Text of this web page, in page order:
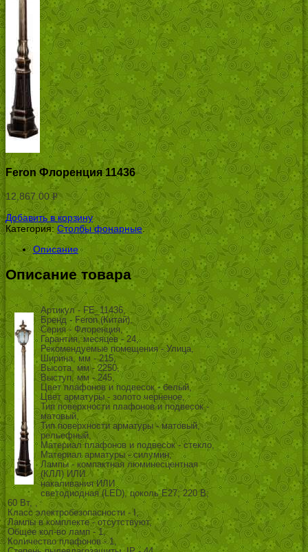
Feron Флоренция 11436
12,867.00Р
УБ.
Добавить в корзину
Категория: Столбы фонарные.
Описание
Описание товара
Артикул - FE_11436,
Бренд - Feron (Китай),
Серия - Флоренция,
Гарантия, месяцев - 24,
Рекомендуемые помещения - Улица,
Ширина, мм - 215,
Высота, мм - 2250,
Выступ, мм - 245,
Цвет плафонов и подвесок - белый,
Цвет арматуры - золото черненое,
Тип поверхности плафонов и подвесок -
матовый,
Тип поверхности арматуры - матовый,
рельефный,
Материал плафонов и подвесок - стекло,
Материал арматуры - силумин,
Лампы - компактная люминесцентная
(КЛЛ) ИЛИ
накаливания ИЛИ
светодиодная (LED), цоколь E27; 220 В;
60 Вт, ,
Класс электробезопасности - I,
Лампы в комплекте - отсутствуют,
Общее кол-во ламп - 1,
Количество плафонов - 1,